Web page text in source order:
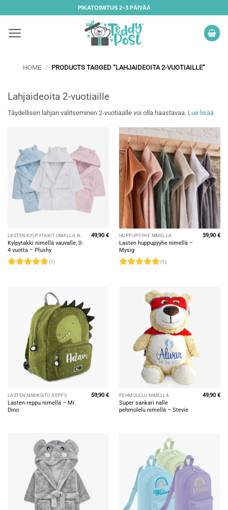
to
PIKATOIMITUS 2–3 PÄIVÄÄ
HOME / PRODUCTS TAGGED “LAHJAIDEOITA 2-VUOTIAILLE”
Lahjaideoita 2-vuotiaille
Täydellisen lahjan valitseminen 2-vuotiaalle voi olla haastavaa. Lue lisää
LASTEN KYLPYTAKIT OMALLA NIMELLÄ
Kylpytakki nimellä vauvalle, 0-
4 vuotta – Plushy
(1)
49,90€ HUPPUPYYHE NIMELLÄ
Lasten huppupyyhe nimellä –
Mysig
(1)
39,90€
LASTEN NIMIKOITU REPPU
Lasten reppu nimellä – Mr.
Dino
59,90€ PEHMOLELU NIMELLÄ
Super sankari nalle
pehmolelu nimellä – Stevie
49,90€